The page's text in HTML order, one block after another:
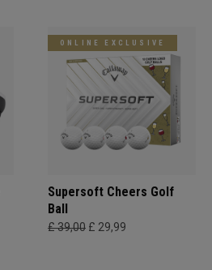
ONLINE EXCLUSIVE
Supersoft Cheers Golf
Ball
£ 39,00 £ 29,99